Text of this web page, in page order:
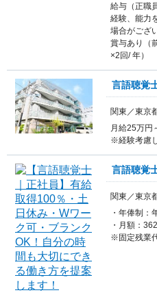
給与（正職
経験、能力
場合がござ
賞与あり（
×2回/ 年）
言語聴覚
関東／東京
月給25万円
※経験考慮
言語聴覚
関東／東京
・年俸制：
・月額：
※固定残業